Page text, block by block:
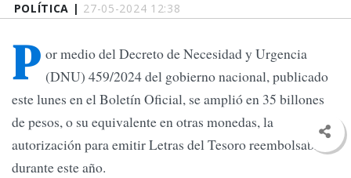
POLÍTICA | 27-05-2024 12:38
P or medio del Decreto de Necesidad y Urgencia
(DNU) 459/2024 del gobierno nacional, publicado
este lunes en el Boletín Oficial, se amplió en 35 billones
de pesos, o su equivalente en otras monedas, la
autorización para emitir Letras del Tesoro reembolsables
durante este año.